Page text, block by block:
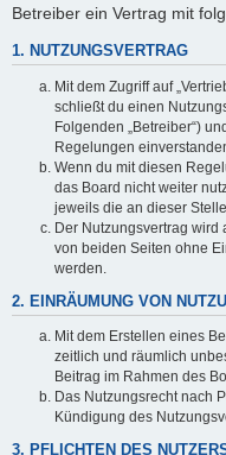
Betreiber ein Vertrag mit
1. NUTZUNGSVERTRAG
Mit dem Zugriff auf
schließt du einen
Folgenden „Betreiber“)
Regelungen
Wenn du mit diesen
das Board nicht weiter
jeweils die an dieser
Der Nutzungsvertrag wird
von beiden Seiten ohne
werden.
2. EINRÄUMUNG VON
Mit dem Erstellen eines
zeitlich und räumlich
Beitrag im Rahmen des
Das Nutzungsrecht nach
Kündigung des
3. PFLICHTEN DES